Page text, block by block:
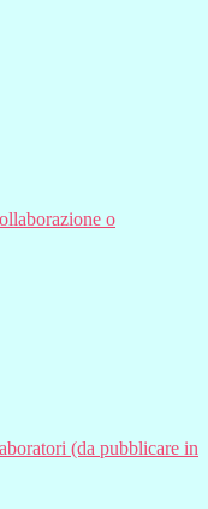
o
(da pubblicare in